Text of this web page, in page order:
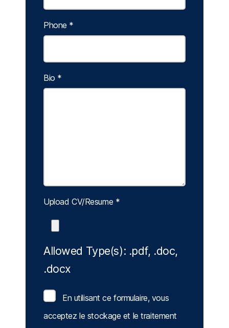
Phone *
Bio *
Upload CV/Resume *
Allowed Type(s): .pdf, .doc,
.docx
En utilisant ce formulaire, vous
acceptez le stockage et le traitement